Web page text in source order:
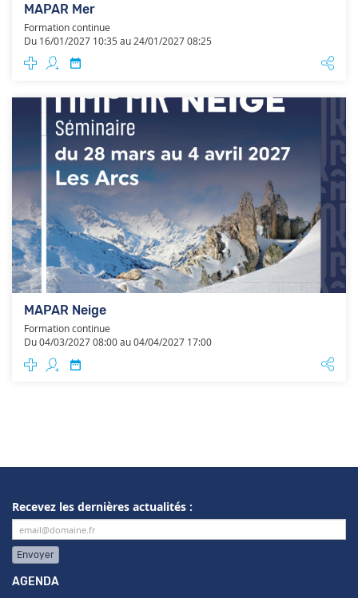
MAPAR Mer
Formation continue
Du 16/01/2027 10:35 au 24/01/2027 08:25
MAPAR Neige
Formation continue
Du 04/03/2027 08:00 au 04/04/2027 17:00
Recevez les dernières actualités :
Envoyer
AGENDA